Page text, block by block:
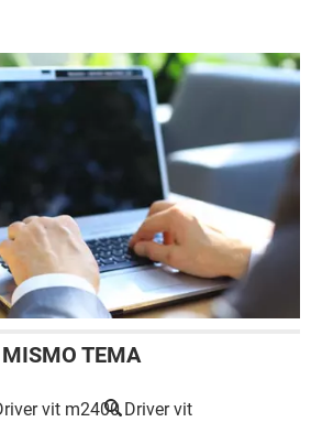
MISMO TEMA
vit m2400 Driver vit